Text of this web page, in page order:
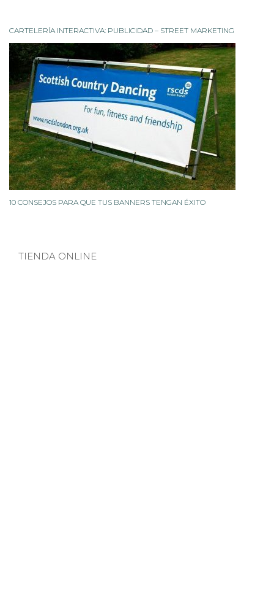
CARTELERÍA INTERACTIVA: PUBLICIDAD – STREET MARKETING
10 CONSEJOS PARA QUE TUS BANNERS TENGAN ÉXITO
TIENDA ONLINE